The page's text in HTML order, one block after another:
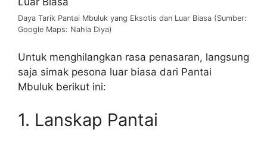
Daya Tarik Pantai Mbuluk yang Eksotis dan Luar Biasa (Sumber:
Google Maps: Nahla Diya)
Untuk menghilangkan rasa penasaran, langsung
saja simak pesona luar biasa dari Pantai
Mbuluk berikut ini:
1. Lanskap Pantai